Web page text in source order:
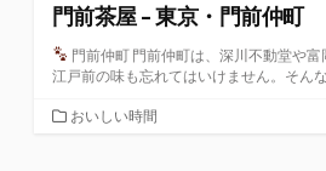
門前茶屋 – 東京・門前仲町
門前仲町 門前仲町は、深川不動堂や富
江戸前の味も忘れてはいけません。そん
カおいしい時間